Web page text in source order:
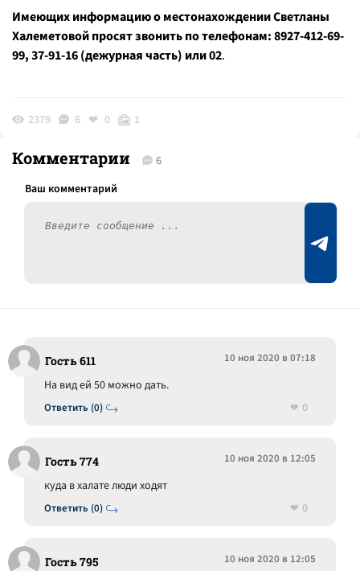
Имеющих информацию о местонахождении Светланы
Халеметовой просят звонить по телефонам: 8927-412-69-
99, 37-91-16 (дежурная часть) или 02.
2379 6 0 1
Комментарии 6
Гость 611 10 ноя 2020 в 07:18
Ответить (0)
На вид ей 50 можно дать.
0
Гость 774 10 ноя 2020 в 12:05
Ответить (0)
куда в халате люди ходят
0
Гость 795 10 ноя 2020 в 12:05